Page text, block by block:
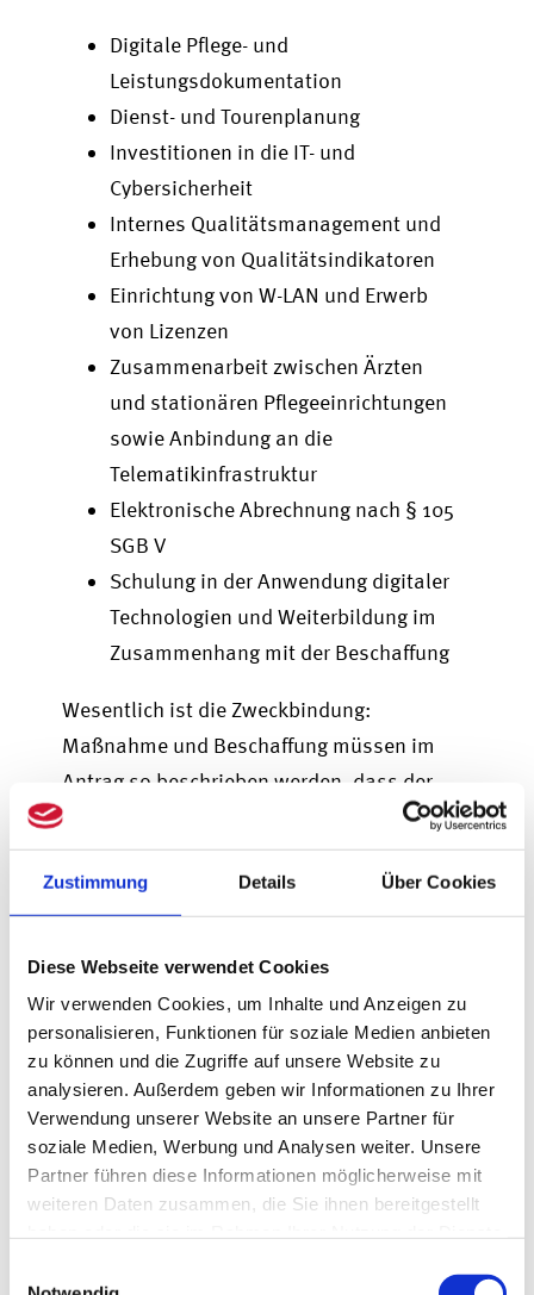
Zustimmung Details Über Cookies
Diese Webseite verwendet Cookies
Wir verwenden Cookies, um Inhalte und Anzeigen zu
personalisieren, Funktionen für soziale Medien anbieten
zu können und die Zugriffe auf unsere Website zu
analysieren. Außerdem geben wir Informationen zu Ihrer
Verwendung unserer Website an unsere Partner für
soziale Medien, Werbung und Analysen weiter. Unsere
Partner führen diese Informationen möglicherweise mit
weiteren Daten zusammen, die Sie ihnen bereitgestellt
Digitale Pflege- und
Leistungsdokumentation
Dienst- und Tourenplanung
Investitionen in die IT- und
Cybersicherheit
Internes Qualitätsmanagement und
Erhebung von Qualitätsindikatoren
Einrichtung von W-LAN und Erwerb
von Lizenzen
Zusammenarbeit zwischen Ärzten
und stationären Pflegeeinrichtungen
sowie Anbindung an die
Telematikinfrastruktur
Elektronische Abrechnung nach § 105
SGB V
Schulung in der Anwendung digitaler
Technologien und Weiterbildung im
Zusammenhang mit der Beschaffung
Wesentlich ist die Zweckbindung:
Maßnahme und Beschaffung müssen im
Antrag so beschrieben werden, dass der
Zusammenhang zur Entlastung der
Pflegekräfte oder zur verbesserten
Versorgung fachlich nachvollziehbar ist.
Digitalisierungszuschuss:
Bis zu 12.000 Euro
Fördermittel pro
Pflegeeinrichtung
Stationäre Pflegeeinrichtungen können
einmalig ebenso wie ambulante Dienste
von der Digitalisierungsförderung in der
Pflegeeinrichtungen und Kurzzeitpflege